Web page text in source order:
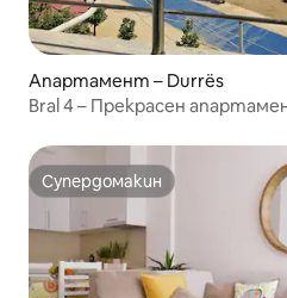
Апартамент – Durrës
Bral 4 – Прекрасен
Супердомакин
Супердомакин